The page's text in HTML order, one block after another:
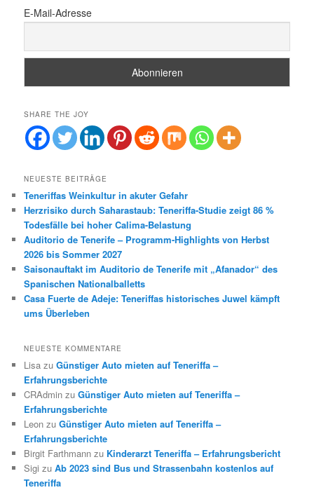
E-Mail-Adresse
SHARE THE JOY
NEUESTE BEITRÄGE
Teneriffas Weinkultur in akuter Gefahr
Herzrisiko durch Saharastaub: Teneriffa-Studie zeigt 86 %
Todesfälle bei hoher Calima-Belastung
Auditorio de Tenerife – Programm-Highlights von Herbst
2026 bis Sommer 2027
Saisonauftakt im Auditorio de Tenerife mit „Afanador“ des
Spanischen Nationalballetts
Casa Fuerte de Adeje: Teneriffas historisches Juwel kämpft
ums Überleben
NEUESTE KOMMENTARE
Lisa zuGünstiger Auto mieten auf Teneriffa –
Erfahrungsberichte
CRAdmin zuGünstiger Auto mieten auf Teneriffa –
Erfahrungsberichte
Leon zuGünstiger Auto mieten auf Teneriffa –
Erfahrungsberichte
Birgit Farthmann zu Kinderarzt Teneriffa – Erfahrungsbericht
Sigi zuAb 2023 sind Bus und Strassenbahn kostenlos auf
Teneriffa